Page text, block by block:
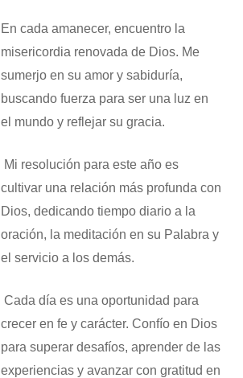
En cada amanecer, encuentro la
misericordia renovada de Dios. Me
sumerjo en su amor y sabiduría,
buscando fuerza para ser una luz en
el mundo y reflejar su gracia.
​ Mi resolución para este año es
cultivar una relación más profunda con
Dios, dedicando tiempo diario a la
oración, la meditación en su Palabra y
el servicio a los demás.
​ Cada día es una oportunidad para
crecer en fe y carácter. Confío en Dios
para superar desafíos, aprender de las
experiencias y avanzar con gratitud en